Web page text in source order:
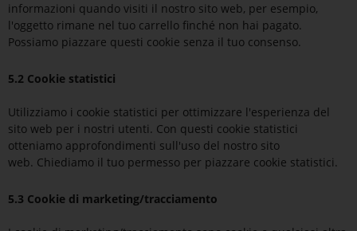
informazioni quando visiti il nostro sito web, per esempio,
l'oggetto rimane nel tuo carrello finché non hai pagato.
Possiamo piazzare questi cookie senza il tuo consenso.
5.2 Cookie statistici
Utilizziamo i cookie statistici per ottimizzare l'esperienza del
sito web per i nostri utenti. Con questi cookie statistici
otteniamo approfondimenti sull'uso del nostro sito
web. Chiediamo il tuo permesso per piazzare cookie statistici.
5.3 Cookie di marketing/tracciamento